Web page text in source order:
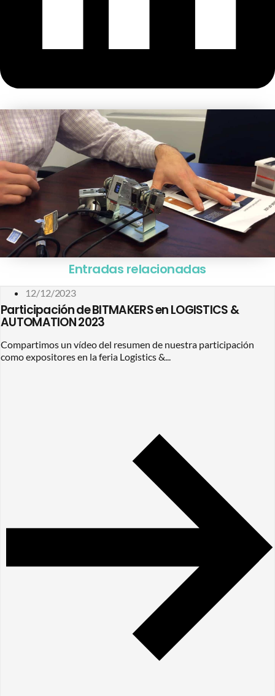
Entradas relacionadas
12/12/2023
Participación de BITMAKERS en LOGISTICS &
AUTOMATION 2023
Compartimos un vídeo del resumen de nuestra participación
como expositores en la feria Logistics &...